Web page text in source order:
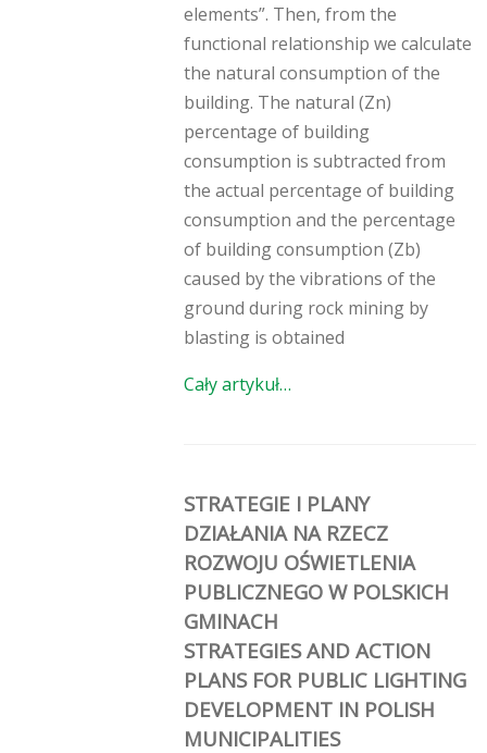
elements”. Then, from the
functional relationship we calculate
the natural consumption of the
building. The natural (Zn)
percentage of building
consumption is subtracted from
the actual percentage of building
consumption and the percentage
of building consumption (Zb)
caused by the vibrations of the
ground during rock mining by
blasting is obtained
Cały artykuł…
STRATEGIE I PLANY
DZIAŁANIA NA RZECZ
ROZWOJU OŚWIETLENIA
PUBLICZNEGO W POLSKICH
GMINACH
STRATEGIES AND ACTION
PLANS FOR PUBLIC LIGHTING
DEVELOPMENT IN POLISH
MUNICIPALITIES